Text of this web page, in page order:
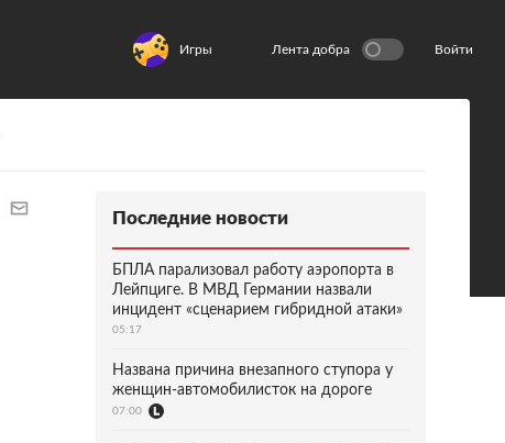
Игры Лента добра Войти
Последние новости
БПЛА парализовал работу аэропорта в
Лейпциге. В МВД Германии назвали
инцидент «сценарием гибридной атаки»
05:17
Названа причина внезапного ступора у
женщин-автомобилисток на дороге
07:00